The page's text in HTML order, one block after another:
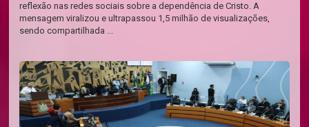
reflexão nas redes sociais sobre a dependência de Cristo. A
mensagem viralizou e ultrapassou 1,5 milhão de visualizações,
sendo compartilhada ...